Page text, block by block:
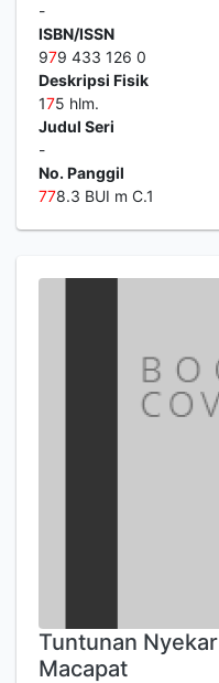
-
ISBN/ISSN
979 433 126 0
Deskripsi Fisik
175 hlm.
Judul Seri
-
No. Panggil
778.3 BUI m C.1
Tuntunan Nyekar
Macapat